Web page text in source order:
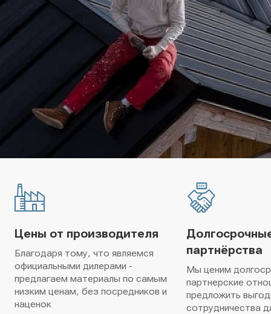
Ваш надёжный партнёр в строительстве.
Перейти в каталог Задать вопрос
Цены от производителя
Благодаря тому, что являемся
официальными дилерами -
предлагаем материалы по самым
низким ценам, без посредников и
наценок
партнёрства
Мы ценим
партнерские
предложить
сотрудничества